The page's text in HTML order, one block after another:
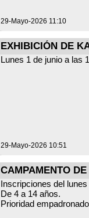
29-Mayo-2026 11:10
EXHIBICIÓN DE
Lunes 1 de junio a las
29-Mayo-2026 10:51
CAMPAMENTO
Inscripciones del
De 4 a 14 años.
Prioridad